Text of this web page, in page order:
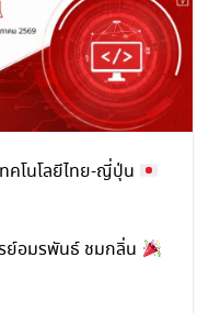
คโนโลยีไทย-ญี่ปุ่น
ย์อมรพันธ์ ชมกลิ่น